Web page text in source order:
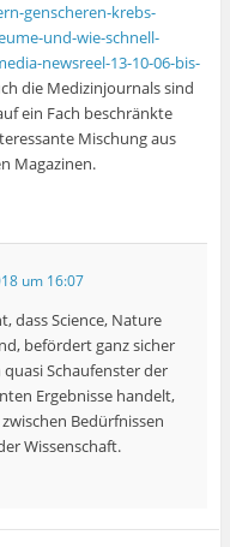
genscheren-krebs-
und-wie-schnell-
newsreel-13-10-06-bis-
die Medizinjournals sind
ein Fach beschränkte
Mischung aus
Magazinen.
um 16:07
dass Science, Nature
befördert ganz sicher
Schaufenster der
Ergebnisse handelt,
Bedürfnissen
Wissenschaft.